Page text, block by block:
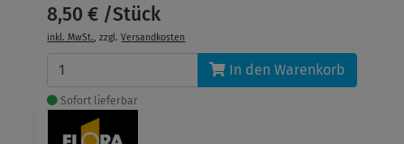
8,50 € /Stück
inkl. MwSt., zzgl.Versandkosten
In den Warenkorb
Sofort lieferbar